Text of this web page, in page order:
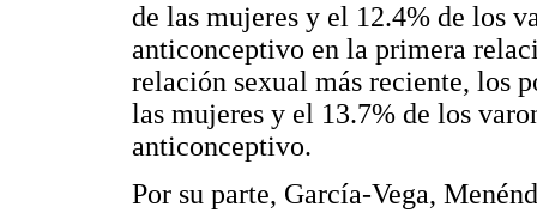
de las mujeres y el 12.4% de los
anticonceptivo en la primera
relación sexual más reciente, los
las mujeres y el 13.7% de los
anticonceptivo.
Por su parte, García-Vega,